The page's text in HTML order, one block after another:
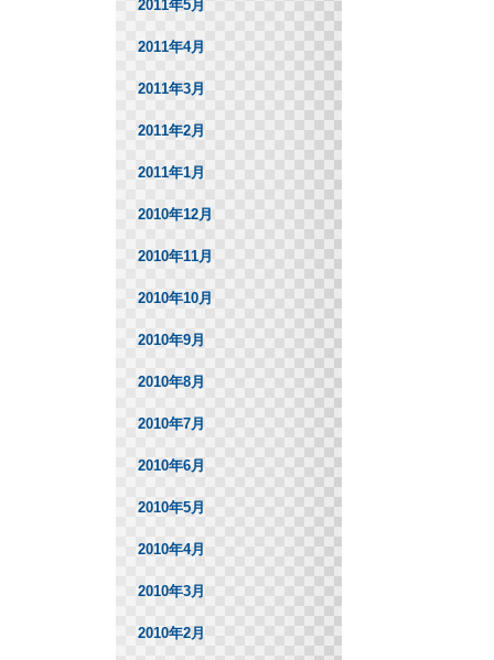
2011年5月
2011年4月
2011年3月
2011年2月
2011年1月
2010年12月
2010年11月
2010年10月
2010年9月
2010年8月
2010年7月
2010年6月
2010年5月
2010年4月
2010年3月
2010年2月